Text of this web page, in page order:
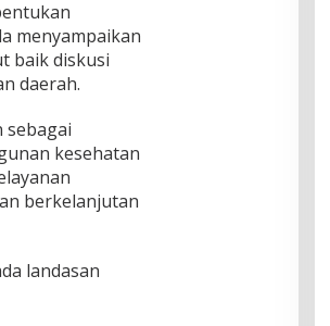
menyampaikan
baik diskusi
daerah.
sebagai
kesehatan
berkelanjutan
landasan